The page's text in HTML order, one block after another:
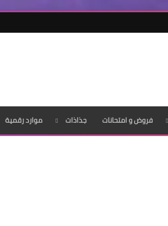
فروض و امتحانات جذاذات موارد رقمية